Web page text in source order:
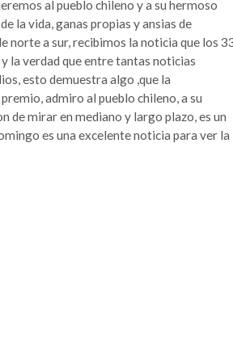
y más redondo, donde todo quedaba lejos y la demora en
Por si fuera poco, hasta mis...
al pueblo chileno y a su hermoso
la vida, ganas propias y ansias de
norte a sur, recibimos la noticia que los
la verdad que entre tantas noticias
esto demuestra algo ,que la
admiro al pueblo chileno, a su
de mirar en mediano y largo plazo, es un
es una excelente noticia para ver la